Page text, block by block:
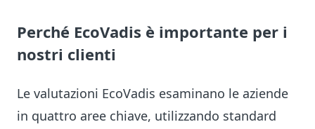
Perché EcoVadis è importante per i
nostri clienti
Le valutazioni EcoVadis esaminano le aziende
in quattro aree chiave, utilizzando standard